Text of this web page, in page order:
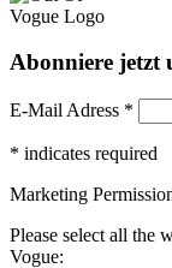
Abonniere jetzt
E-Mail Adress *
* indicates required
Marketing
Please select all the
Vogue: